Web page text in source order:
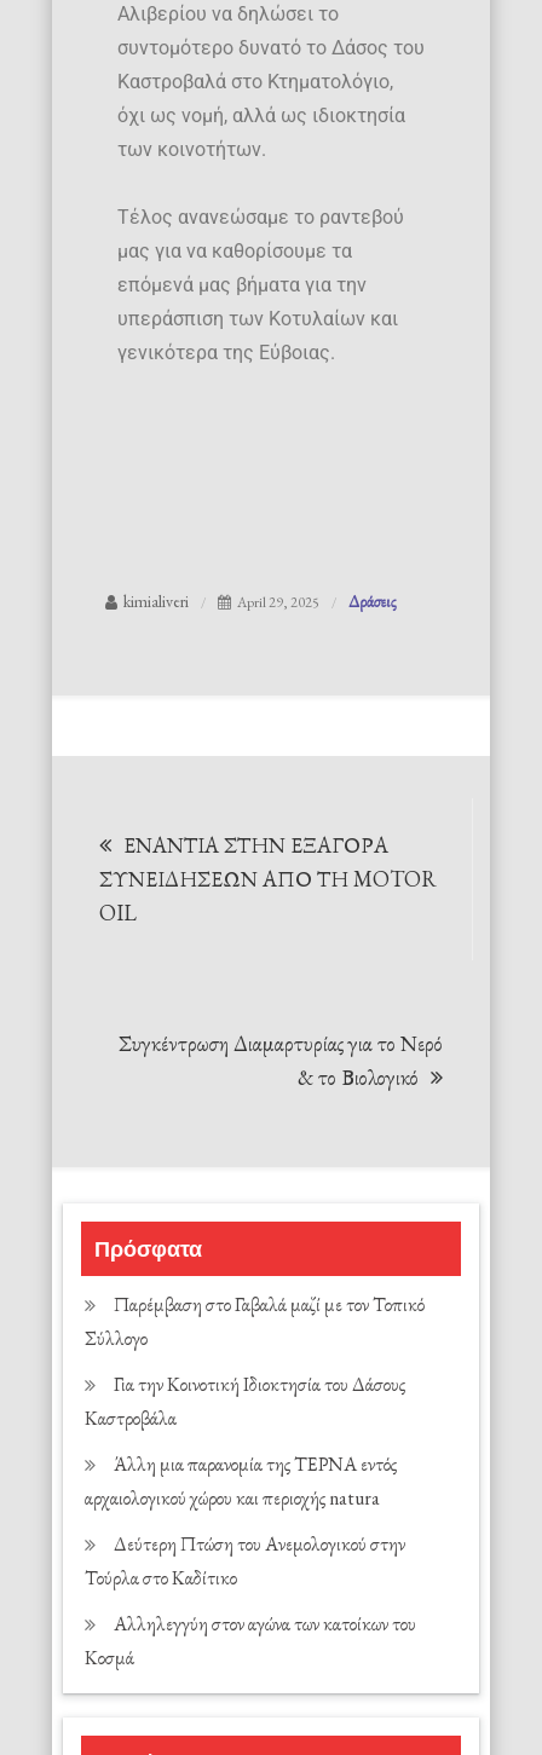
Αλιβερίου να δηλώσει το
συντομότερο δυνατό το Δάσος του
Καστροβαλά στο Κτηματολόγιο,
όχι ως νομή, αλλά ως ιδιοκτησία
των κοινοτήτων.
Τέλος ανανεώσαμε το ραντεβού
μας για να καθορίσουμε τα
επόμενά μας βήματα για την
υπεράσπιση των Κοτυλαίων και
γενικότερα της Εύβοιας.
kimialiveri April 29, 2025 Δράσεις
ΕΝΑΝΤΙΑ ΣΤΗΝ ΕΞΑΓΟΡΑ
ΣΥΝΕΙΔΗΣΕΩΝ ΑΠΟ ΤΗ MOTOR
OIL
Συγκέντρωση Διαμαρτυρίας για το Νερό
& το Βιολογικό
Πρόσφατα
Παρέμβαση στο Γαβαλά μαζί με τον Τοπικό
Σύλλογο
Για την Κοινοτική Ιδιοκτησία του Δάσους
Καστροβάλα
Άλλη μια παρανομία της ΤΕΡΝΑ εντός
αρχαιολογικού χώρου και περιοχής natura
Δεύτερη Πτώση του Ανεμολογικού στην
Τούρλα στο Καδίτικο
Αλληλεγγύη στον αγώνα των κατοίκων του
Κοσμά